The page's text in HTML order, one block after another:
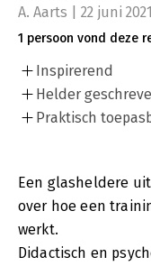
A. Aarts | 22 juni 2021
1 persoon vond deze
Inspirerend
Helder
Praktisch
Een glasheldere
over hoe een
werkt.
Didactisch en